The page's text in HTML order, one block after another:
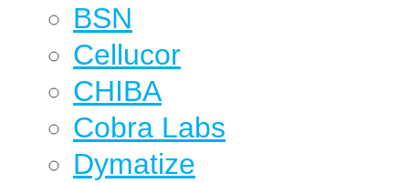
BSN
Cellucor
CHIBA
Cobra Labs
Dymatize